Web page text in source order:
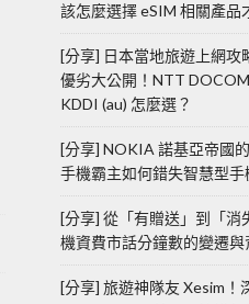
該怎麼選擇 eSIM 相關產品
[分享] 日本當地旅遊上網攻
優劣大公開！NTT
KDDI (au) 怎麼選？
[分享] NOKIA 諾基亞帝國
手機霸主如何錯失智慧型手
[分享] 從「有贈送」到「消
機資費市話分鐘數的變遷與
[分享] 旅遊神隊友 Xesim！